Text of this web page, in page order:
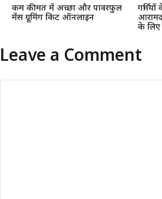
कम कीमत में अच्छा और पावरफुल
मेंस ग्रूमिंग किट ऑनलाइन
के लिए
Leave a Comment